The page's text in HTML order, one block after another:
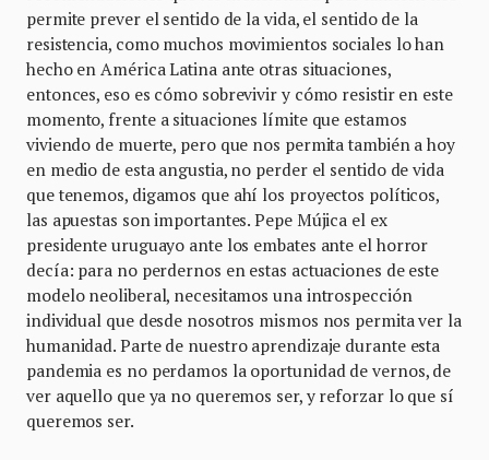
permite prever el sentido de la vida, el sentido de la
resistencia, como muchos movimientos sociales lo han
hecho en América Latina ante otras situaciones,
entonces, eso es cómo sobrevivir y cómo resistir en este
momento, frente a situaciones límite que estamos
viviendo de muerte, pero que nos permita también a hoy
en medio de esta angustia, no perder el sentido de vida
que tenemos, digamos que ahí los proyectos políticos,
las apuestas son importantes. Pepe Mújica el ex
presidente uruguayo ante los embates ante el horror
decía: para no perdernos en estas actuaciones de este
modelo neoliberal, necesitamos una introspección
individual que desde nosotros mismos nos permita ver la
humanidad. Parte de nuestro aprendizaje durante esta
pandemia es no perdamos la oportunidad de vernos, de
ver aquello que ya no queremos ser, y reforzar lo que sí
queremos ser.